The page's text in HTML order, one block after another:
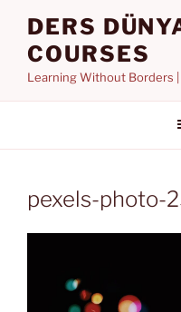
DERS
COURSES
Learning Without Borders |
pexels-photo-